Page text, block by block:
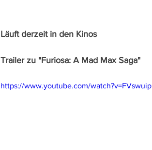
Läuft derzeit in den Kinos
Trailer zu "Furiosa: A Mad Max Saga"
https://www.youtube.com/